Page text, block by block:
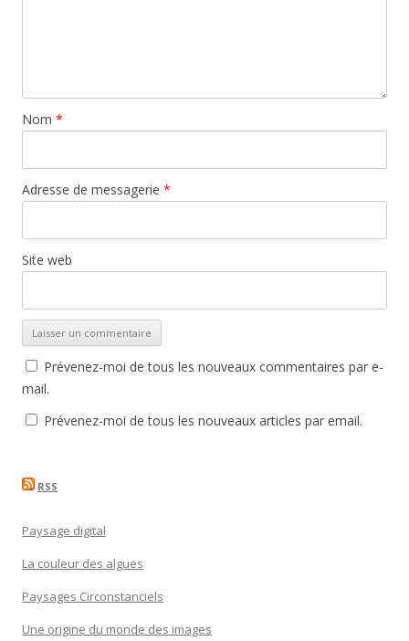
Nom *
Adresse de messagerie *
Site web
Prévenez-moi de tous les nouveaux commentaires par e-
mail.
Prévenez-moi de tous les nouveaux articles par email.
RSS
Paysage digital
La couleur des algues
Paysages Circonstanciels
Une origine du monde des images